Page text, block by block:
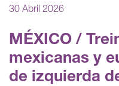
30 Abril 2026
MÉXICO /
mexicanas y
de izquierda